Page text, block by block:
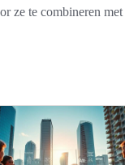
ze te combineren met